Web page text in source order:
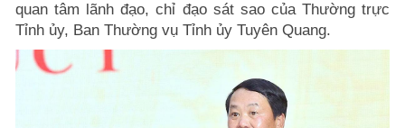
quan tâm lãnh đạo, chỉ đạo sát sao của Thường trực
Tỉnh ủy, Ban Thường vụ Tỉnh ủy Tuyên Quang.